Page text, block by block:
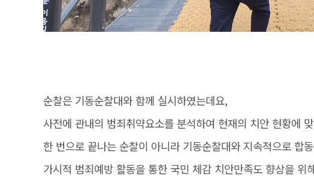
순찰은 기동순찰대와 함께 실시하였는데요,
사전에 관내의 범죄취약요소를 분석하여 현재의 치안 현황에
한 번으로 끝나는 순찰이 아니라 기동순찰대와 지속적으로 합
가시적 범죄예방 활동을 통한 국민 체감 치안만족도 향상을 위